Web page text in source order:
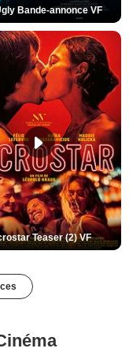
Bande-annonce VF
Teaser (2) VF